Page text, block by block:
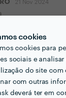
cookies
cookies para
sociais e
do site com
com outras
deverá ter em
21 Nov 2024
3 AC e até agora
21 Nov 2024